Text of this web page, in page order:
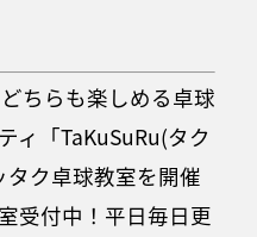
ちらも楽しめる卓球
ィ「TaKuSuRu(タク
ク卓球教室を開催
受付中！平日毎日更